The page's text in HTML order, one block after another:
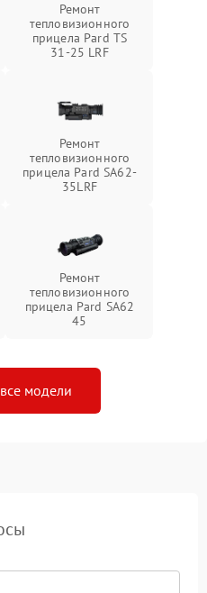
Ремонт
тепловизионного
прицела Pard TS
31-25 LRF
Ремонт
тепловизионного
прицела Pard SA62-
35LRF
Ремонт
тепловизионного
прицела Pard SA62
45
модели